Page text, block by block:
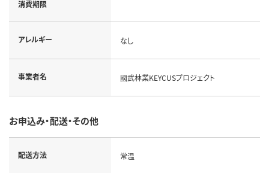
消費期限
アレルギー なし
事業者名 國武林業KEYCUSプロジェクト
お申込み・配送・その他
配送方法 常温